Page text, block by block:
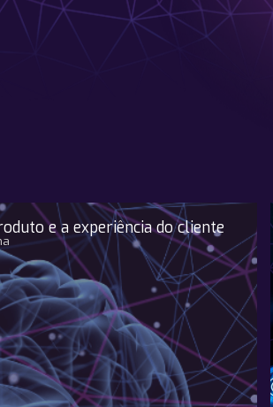
e a experiência do cliente